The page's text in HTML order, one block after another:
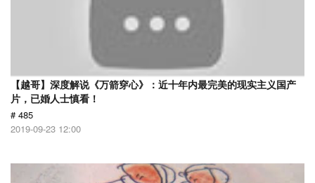
【越哥】深度解说《万箭穿心》：近十年内最完美的现实主义国产
片，已婚人士慎看！
# 485
2019-09-23 12:00